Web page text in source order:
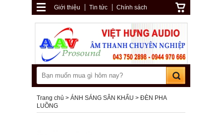
Giới thiệu Tin tức Chính sách
Trang chủ ÁNH SÁNG SÂN KHẤU
ĐÈN PHA
LUỒNG